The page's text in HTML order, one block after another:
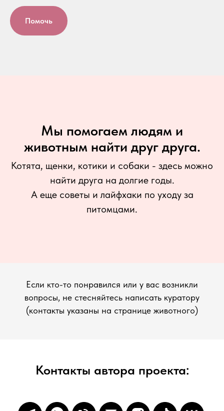
Помочь
Мы помогаем людям и
животным найти друг друга.
Котята, щенки, котики и собаки - здесь можно
найти друга на долгие годы.
А еще советы и лайфхаки по уходу за
питомцами.
Если кто-то понравился или у вас возникли
вопросы, не стесняйтесь написать куратору
(контакты указаны на странице животного)
Контакты автора проекта: